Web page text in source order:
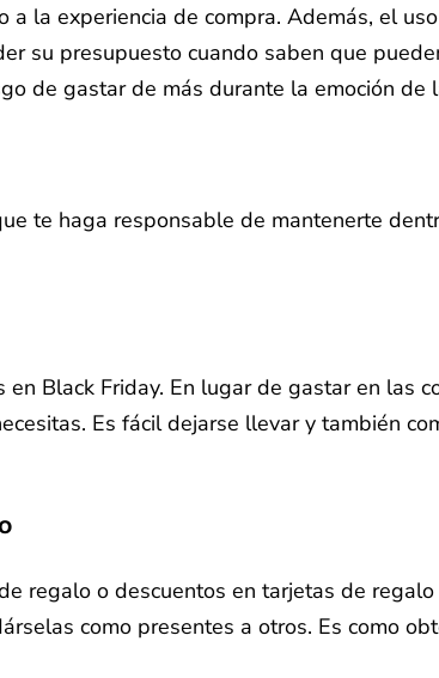
la experiencia de compra. Además, el
su presupuesto cuando saben que
de gastar de más durante la emoción de
te haga responsable de mantenerte
Black Friday. En lugar de gastar en las
Es fácil dejarse llevar y también
regalo o descuentos en tarjetas de
como presentes a otros. Es como